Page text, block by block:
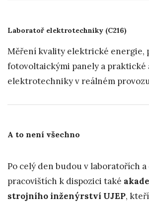
Laboratoř elektrotechniky (C216)
Měření kvality elektrické energie,
fotovoltaickými panely a praktické
elektrotechniky v reálném
A to není všechno
Po celý den budou v laboratořích
pracovištích k dispozici také
strojního inženýrství UJEP,